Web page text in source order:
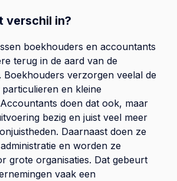
verschil in?
boekhouders en accountants
terug in de aard van de
Boekhouders verzorgen veelal de
en kleine
doen dat ook, maar
bezig en juist veel meer
Daarnaast doen ze
en worden ze
grote organisaties. Dat gebeurt
vaak een